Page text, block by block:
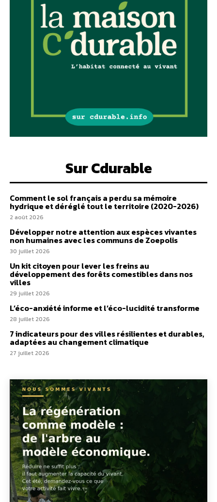
Sur Cdurable
Comment le sol français a perdu sa mémoire
hydrique et déréglé tout le territoire (2020-2026)
2 août 2026
Développer notre attention aux espèces vivantes
non humaines avec les communs de Zoepolis
30 juillet 2026
Un kit citoyen pour lever les freins au
développement des forêts comestibles dans nos
villes
29 juillet 2026
L’éco-anxiété informe et l’éco-lucidité transforme
28 juillet 2026
7 indicateurs pour des villes résilientes et durables,
adaptées au changement climatique
27 juillet 2026